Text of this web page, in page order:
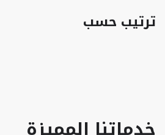
ترتيب حسب